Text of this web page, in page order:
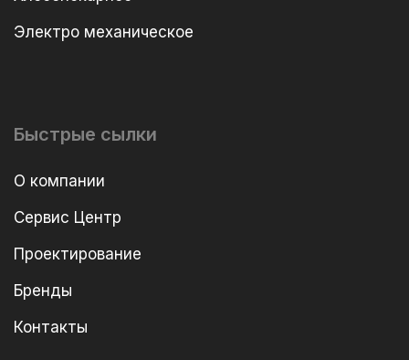
Электро механическое
Быстрые сылки
О компании
Сервис Центр
Проектирование
Бренды
Контакты